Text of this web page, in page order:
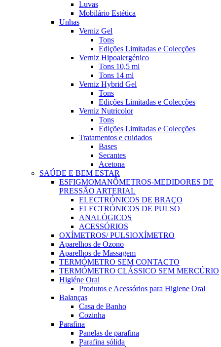
Luvas
Mobilário Estética
Unhas
Verniz Gel
Tons
Edições Limitadas e Colecções
Verniz Hipoalergénico
Tons 10,5 ml
Tons 14 ml
Verniz Hybrid Gel
Tons
Edições Limitadas e Colecções
Verniz Nutricolor
Tons
Edições Limitadas e Colecções
Tratamentos e cuidados
Bases
Secantes
Acetona
SAÚDE E BEM ESTAR
ESFIGMOMANÔMETROS-MEDIDORES DE
PRESSÃO ARTERIAL
ELECTRÓNICOS DE BRAÇO
ELECTRÓNICOS DE PULSO
ANALÓGICOS
ACESSÓRIOS
OXÍMETROS/ PULSIOXÍMETRO
Aparelhos de Ozono
Aparelhos de Massagem
TERMÓMETRO SEM CONTACTO
TERMÓMETRO CLÁSSICO SEM MERCÚRIO
Higiéne Oral
Produtos e Acessórios para Higiene Oral
Balanças
Casa de Banho
Cozinha
Parafina
Panelas de parafina
Parafina sólida